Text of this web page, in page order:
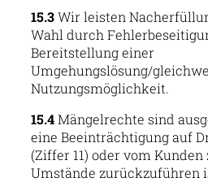
15.3Wir leisten
Wahl durch
Bereitstellung einer
Umgehungslösung/
Nutzungsmöglichkeit.
15.4Mängelrechte sind
eine Beeinträchtigung auf
(Ziffer 11) oder vom
Umstände zurückzuführen